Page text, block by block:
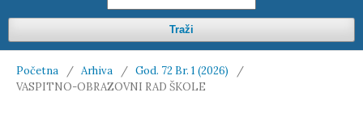
Traži
Početna / Arhiva / God. 72 Br. 1 (2026)
/
VASPITNO-OBRAZOVNI RAD ŠKOLE